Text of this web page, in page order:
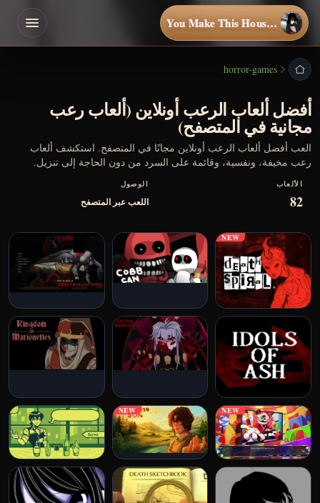
You Make This House a Home
horror-games
أفضل ألعاب الرعب أونلاين (ألعاب رعب
مجانية في المتصفح)
العب أفضل ألعاب الرعب أونلاين مجانًا في المتصفح. استكشف ألعاب
رعب مخيفة، ونفسية، وقائمة على السرد من دون الحاجة إلى تنزيل.
الألعاب
82
الوصول
اللعب عبر المتصفح
NEW
NEW
NEW